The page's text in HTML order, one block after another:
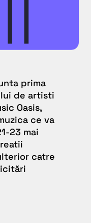
prima
de artisti
Oasis,
ce va
23 mai
catre